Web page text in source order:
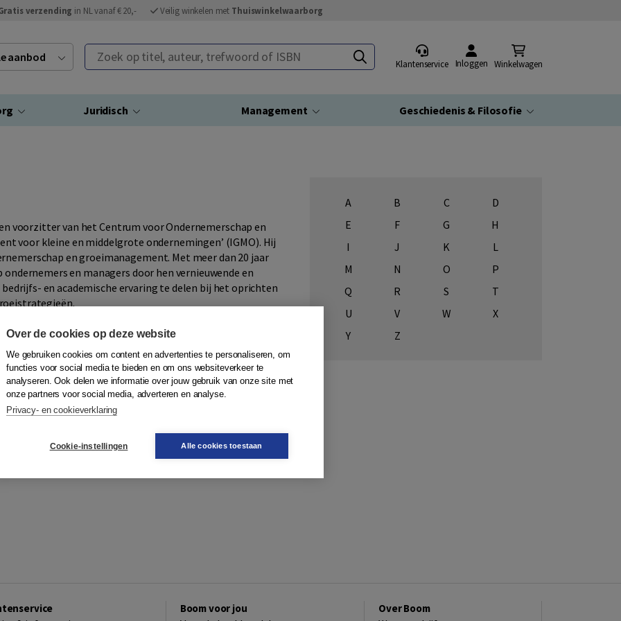
verzending in NL vanaf € 20,- Veilig winkelen met Thuiswinkelwaarborg
aanbod Zoek op titel, auteur, trefwoord of ISBN
Klantenservice Inloggen Winkelwagen
Juridisch Management Geschiedenis & Filosofie
voorzitter van het Centrum voor Ondernemerschap en
voor kleine en middelgrote ondernemingen’ (IGMO). Hij
en groeimanagement. Met meer dan 20 jaar
en managers door hen vernieuwende en
en academische ervaring te delen bij het oprichten
A B C
D
E
F G
H
I
J K
L
M
N O
P
Q
R S
T
U
V W
X
Y
Z
Boom voor jou Over Boom
Over de cookies op deze website
We gebruiken cookies om content en advertenties te personaliseren, om
functies voor social media te bieden en om ons websiteverkeer te
analyseren. Ook delen we informatie over jouw gebruik van onze site met
onze partners voor social media, adverteren en analyse.
Privacy- en cookieverklaring
Cookie-instellingen Alle cookies toestaan